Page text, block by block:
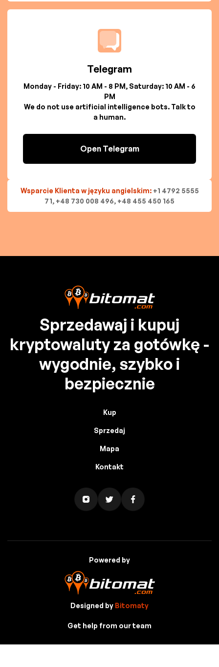
Telegram
Monday - Friday: 10 AM - 8 PM, Saturday: 10 AM - 6
PM
We do not use artificial intelligence bots. Talk to
a human.
Open Telegram
Wsparcie Klienta w języku angielskim: +1 4792 5555
71, +48 730 008 496, +48 455 450 165
Sprzedawaj i kupuj
kryptowaluty za gotówkę -
wygodnie, szybko i
bezpiecznie
Kup
Sprzedaj
Mapa
Kontakt
Powered by
Designed by Bitomaty
Get help from our team